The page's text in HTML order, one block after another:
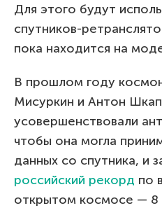
Для этого будут
спутников-
пока находится на
В прошлом году
Мисуркин и Антон
усовершенствовали
чтобы она могла
данных со спутника, и
российский рекорд по
открытом космосе — 8